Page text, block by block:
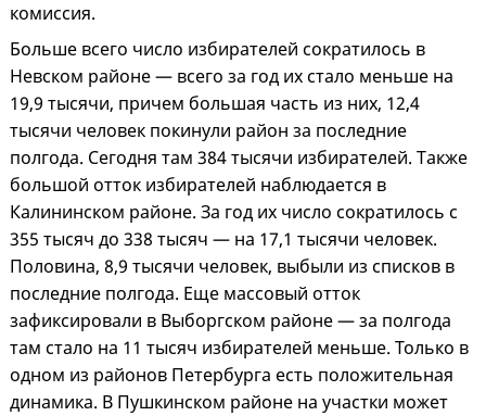
комиссия.
Больше всего число избирателей сократилось в
Невском районе — всего за год их стало меньше на
19,9 тысячи, причем большая часть из них, 12,4
тысячи человек покинули район за последние
полгода. Сегодня там 384 тысячи избирателей. Также
большой отток избирателей наблюдается в
Калининском районе. За год их число сократилось с
355 тысяч до 338 тысяч — на 17,1 тысячи человек.
Половина, 8,9 тысячи человек, выбыли из списков в
последние полгода. Еще массовый отток
зафиксировали в Выборгском районе — за полгода
там стало на 11 тысяч избирателей меньше. Только в
одном из районов Петербурга есть положительная
динамика. В Пушкинском районе на участки может